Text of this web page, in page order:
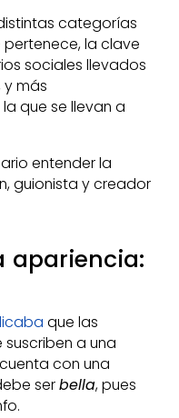
categorías
la clave
sociales llevados
más
que se llevan a
entender la
guionista y creador
apariencia:
que las
a una
con una
serbella, pues